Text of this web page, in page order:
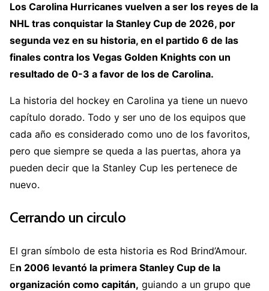
Los Carolina Hurricanes vuelven a ser los reyes de la
NHL tras conquistar la Stanley Cup de 2026, por
segunda vez en su historia, en el partido 6 de las
finales contra los Vegas Golden Knights con un
resultado de 0-3 a favor de los de Carolina.
La historia del hockey en Carolina ya tiene un nuevo
capítulo dorado. Todo y ser uno de los equipos que
cada año es considerado como uno de los favoritos,
pero que siempre se queda a las puertas, ahora ya
pueden decir que la Stanley Cup les pertenece de
nuevo.
Cerrando un circulo
El gran símbolo de esta historia es Rod Brind’Amour.
En 2006 levantó la primera Stanley Cup de la
organización como capitán, guiando a un grupo que